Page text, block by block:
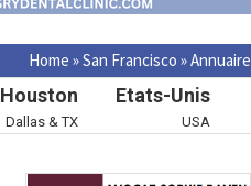
Home »San Francisco »Annuaire
Houston
Dallas & TX
Etats-Unis
USA